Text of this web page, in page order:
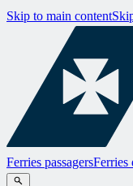
Skip to main content
Ferries passagersFerries